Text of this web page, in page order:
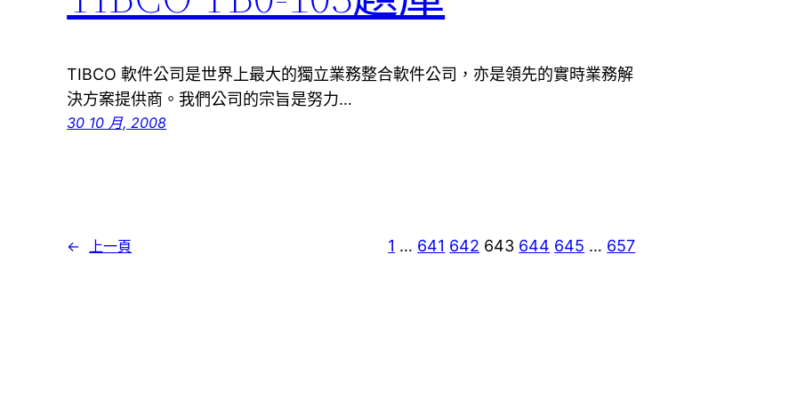
TIBCO 軟件公司是世界上最大的獨立業務整合軟件公司，亦是領先的實時業務解
決方案提供商。我們公司的宗旨是努力…
30 10 月, 2008
← 上一頁 1 … 641 642 643 644 645 … 657